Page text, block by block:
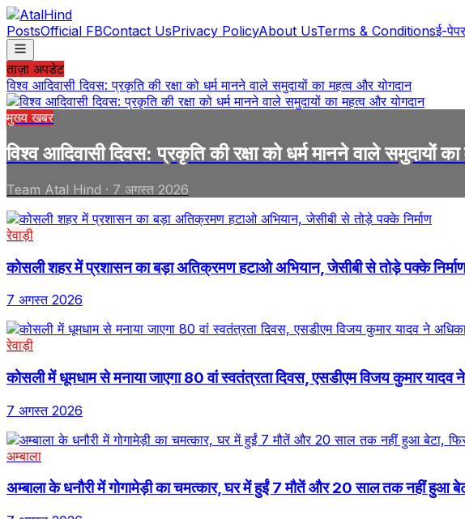
PostsOfficial FBContact UsPrivacy PolicyAbout UsTerms & Conditionsई-पेपर
ताज़ा अपडेट
विश्व आदिवासी दिवस: प्रकृति की रक्षा को धर्म मानने वाले समुदायों का महत्व और योगदान
मुख्य खबर
विश्व आदिवासी दिवस: प्रकृति की रक्षा को धर्म मानने वाले समुदायों
Team Atal Hind · 7 अगस्त 2026
रेवाड़ी
कोसली शहर में प्रशासन का बड़ा अतिक्रमण हटाओ अभियान, जेसीबी से तोड़े पक्के
7 अगस्त 2026
रेवाड़ी
कोसली में धूमधाम से मनाया जाएगा 80 वां स्वतंत्रता दिवस, एसडीएम विजय कुमार यादव ने
7 अगस्त 2026
अम्बाला
अम्बाला के धनौरी में गोगामेड़ी का चमत्कार, घर में हुईं 7 मौतें और 20 साल तक नहीं हुआ